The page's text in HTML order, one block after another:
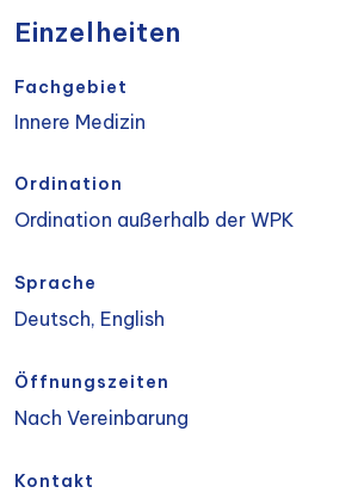
Einzelheiten
Fachgebiet
Innere Medizin
Ordination
Ordination außerhalb der WPK
Sprache
Deutsch, English
Öffnungszeiten
Nach Vereinbarung
Kontakt